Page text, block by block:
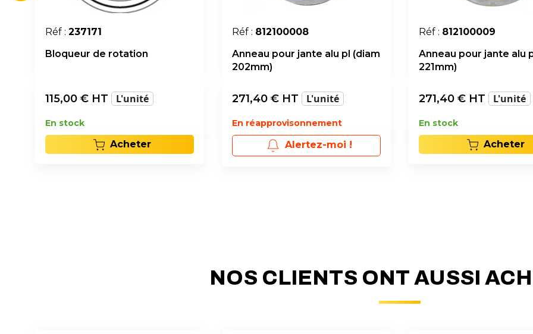
Réf : 237171
Bloqueur de rotation
115,00 € HT L'unité
En stock
Acheter
Réf : 812100008
Anneau pour jante alu pl (diam
202mm)
271,40 € HT L'unité
En réapprovisonnement
Alertez-moi !
Réf : 812100009
Anneau pour jante alu
221mm)
271,40 € HT L'unité
En stock
Acheter
NOS CLIENTS ONT AUSSI